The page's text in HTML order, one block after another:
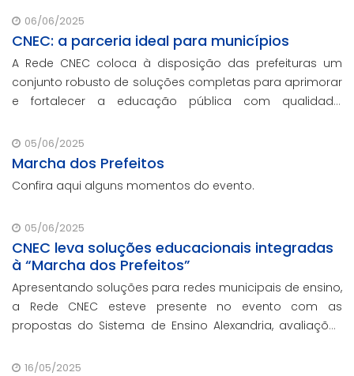
06/06/2025
CNEC: a parceria ideal para municípios
A Rede CNEC coloca à disposição das prefeituras um
conjunto robusto de soluções completas para aprimorar
e fortalecer a educação pública com qualidade,
que não participaram da Marcha dos Prefeito
05/06/2025
Marcha dos Prefeitos
Confira aqui alguns momentos do evento.
05/06/2025
CNEC leva soluções educacionais integradas
à “Marcha dos Prefeitos”
Apresentando soluções para redes municipais de ensino,
a Rede CNEC esteve presente no evento com as
propostas do Sistema de Ensino Alexandria, avaliações
escolar e parcerias com prefeituras durante ev
16/05/2025